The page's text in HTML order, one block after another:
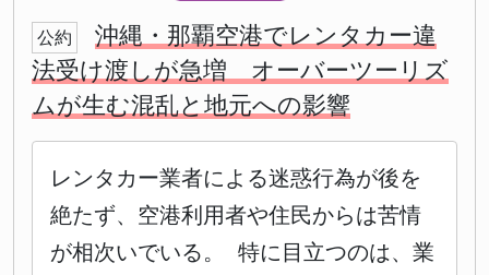
公約
沖縄・那覇空港でレンタカー違
法受け渡しが急増 オーバーツーリズ
ムが生む混乱と地元への影響
レンタカー業者による迷惑行為が後を
絶たず、空港利用者や住民からは苦情
が相次いでいる。 特に目立つのは、業